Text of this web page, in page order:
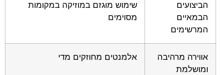
הביצועים
הבמאיים
המרשימים
שימוש מוגזם במוזיקה במקומות
מסוימים
אווירה מרהיבה
ומושלמת
אלמנטים מחוזקים מדי